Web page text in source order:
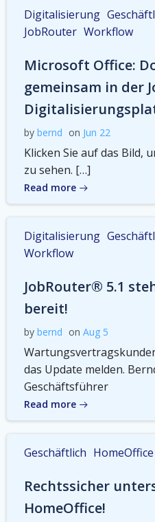
Digitalisierung
JobRouter Workflow
Microsoft Office:
gemeinsam in der
by bernd on Jun 22
Klicken Sie auf das Bild,
zu sehen. […]
Read more
Digitalisierung
Workflow
JobRouter® 5.1
bereit!
by bernd on Aug 5
das Update melden.
Geschäftsführer
Read more
Geschäftlich HomeOffice
Rechtssicher
HomeOffice!